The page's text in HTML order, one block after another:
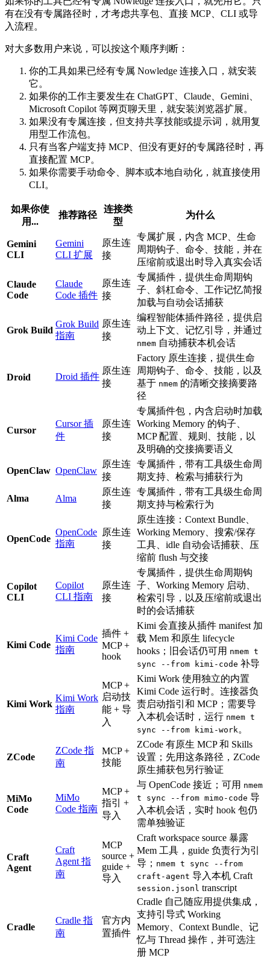
有在没有专属路径时，才考虑共享包、直接 MCP、CLI 或导
入流程。
对大多数用户来说，可以按这个顺序判断：
你的工具如果已经有专属 Nowledge 连接入口，就安装
它。
如果你的工作主要发生在 ChatGPT、Claude、Gemini、
Microsoft Copilot 等网页聊天里，就安装浏览器扩展。
如果没有专属连接，但支持共享技能或提示词，就用复
用型工作流包。
只有当客户端支持 MCP、但没有更好的专属路径时，再
直接配置 MCP。
如果你需要手动命令、脚本或本地自动化，就直接使用
CLI。
如果你使
用...
推荐路径
连接类
型
为什么
Gemini
CLI
Gemini
CLI 扩展
原生连
接
专属扩展，内含 MCP、生命
周期钩子、命令、技能，并在
压缩前或退出时导入真实会话
Claude
Code
Claude
Code 插件
原生连
接
专属插件，提供生命周期钩
子、斜杠命令、工作记忆简报
加载与自动会话捕获
Grok Build
Grok Build
指南
原生连
接
编程智能体插件路径，提供启
动上下文、记忆引导，并通过
nmem 自动捕获本机会话
Droid Droid 插件
原生连
接
Factory 原生连接，提供生命
周期钩子、命令、技能，以及
基于 nmem 的清晰交接摘要路
径
Cursor
Cursor 插
件
原生连
接
专属插件包，内含启动时加载
Working Memory 的钩子、
MCP 配置、规则、技能，以
及明确的交接摘要语义
OpenClaw OpenClaw
原生连
接
专属插件，带有工具级生命周
期支持、检索与捕获行为
Alma Alma
原生连
接
专属插件，带有工具级生命周
期支持与检索行为
OpenCode
OpenCode
指南
原生连
接
原生连接：Context Bundle、
Working Memory、搜索/保存
工具、idle 自动会话捕获、压
缩前 flush 与交接
Copilot
CLI
Copilot
CLI 指南
原生连
接
专属插件，提供生命周期钩
子、Working Memory 启动、
检索引导，以及压缩前或退出
时的会话捕获
Kimi Code
Kimi Code
指南
插件 +
MCP +
hook
Kimi 会直接从插件 manifest 加
载 Mem 和原生 lifecycle
hooks；旧会话仍可用 nmem t
sync --from kimi-code 补导
Kimi Work
Kimi Work
指南
MCP +
启动技
能 + 导
入
Kimi Work 使用独立的内置
Kimi Code 运行时。连接器负
责启动指引和 MCP；需要导
入本机会话时，运行 nmem t
sync --from kimi-work 。
ZCode
ZCode 指
南
MCP +
技能
ZCode 有原生 MCP 和 Skills
设置；先用这条路径，ZCode
原生捕获包另行验证
MiMo
Code
MiMo
Code 指南
MCP +
指引 +
导入
与 OpenCode 接近；可用 nmem
t sync --from mimo-code 导
入本机会话，实时 hook 包仍
需单独验证
Craft
Agent
Craft
Agent 指
南
MCP
source +
guide +
导入
Craft workspace source 暴露
Mem 工具，guide 负责行为引
导； nmem t sync --from
craft-agent 导入本机 Craft
session.jsonl transcript
Cradle
Cradle 指
南
官方内
置插件
Cradle 自己随应用提供集成，
支持引导式 Working
Memory、Context Bundle、记
忆与 Thread 操作，并可选注
册 MCP